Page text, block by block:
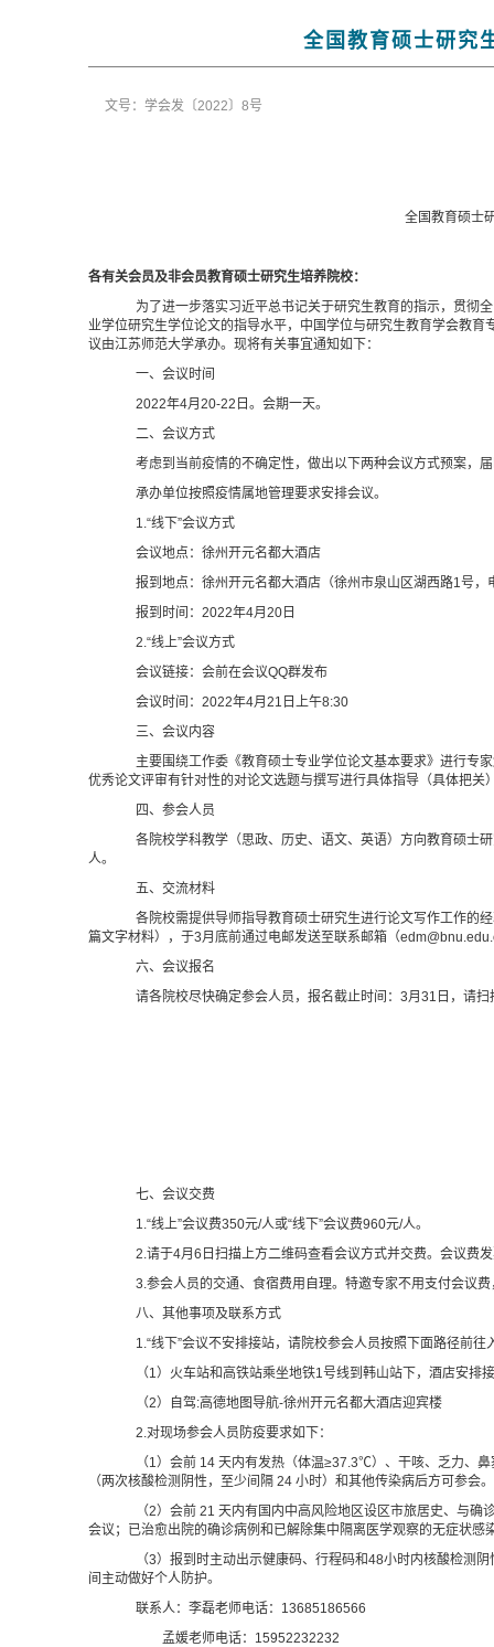
全国教育硕士研究
文号：学会发〔2022〕8号
全国教育硕士
各有关会员及非会员教育硕士研究生培养院校：
为了进一步落实习近平总书记关于研究生教育的指示，贯彻
业学位研究生学位论文的指导水平，中国学位与研究生教育学会教
议由江苏师范大学承办。现将有关事宜通知如下：
一、会议时间
2022年4月20-22日。会期一天。
二、会议方式
考虑到当前疫情的不确定性，做出以下两种会议方式预案，
承办单位按照疫情属地管理要求安排会议。
1.“线下”会议方式
会议地点：徐州开元名都大酒店
报到地点：徐州开元名都大酒店（徐州市泉山区湖西路1号
报到时间：2022年4月20日
2.“线上”会议方式
会议链接：会前在会议QQ群发布
会议时间：2022年4月21日上午8:30
三、会议内容
主要围绕工作委《教育硕士专业学位论文基本要求》进行专
优秀论文评审有针对性的对论文选题与撰写进行具体指导（具体把
四、参会人员
各院校学科教学（思政、历史、语文、英语）方向教育硕士
人。
五、交流材料
各院校需提供导师指导教育硕士研究生进行论文写作工作的
篇文字材料），于3月底前通过电邮发送至联系邮箱（
六、会议报名
请各院校尽快确定参会人员，报名截止时间：3月31日，请
七、会议交费
1.“线上”会议费350元/人或“线下”会议费960元/人。
2.请于4月6日扫描上方二维码查看会议方式并交费。会议费
3.参会人员的交通、食宿费用自理。特邀专家不用支付会议
八、其他事项及联系方式
1.“线下”会议不安排接站，请院校参会人员按照下面路径前往
（1）火车站和高铁站乘坐地铁1号线到韩山站下，酒店安
（2）自驾:高德地图导航-徐州开元名都大酒店迎宾楼
2.对现场参会人员防疫要求如下：
（1）会前 14 天内有发热（体温≥37.3℃）、干咳、乏力、
（两次核酸检测阴性，至少间隔 24 小时）和其他传染病后方可参会。
（2）会前 21 天内有国内中高风险地区设区市旅居史、与
会议；已治愈出院的确诊病例和已解除集中隔离医学观察的无症状
（3）报到时主动出示健康码、行程码和48小时内核酸检测
间主动做好个人防护。
联系人：李磊老师电话：13685186566
孟媛老师电话：15952232232